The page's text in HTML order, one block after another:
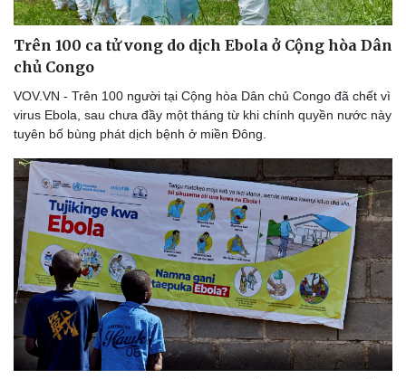
Trên 100 ca tử vong do dịch Ebola ở Cộng hòa Dân
chủ Congo
VOV.VN - Trên 100 người tại Cộng hòa Dân chủ Congo đã chết vì
virus Ebola, sau chưa đầy một tháng từ khi chính quyền nước này
tuyên bố bùng phát dịch bệnh ở miền Đông.